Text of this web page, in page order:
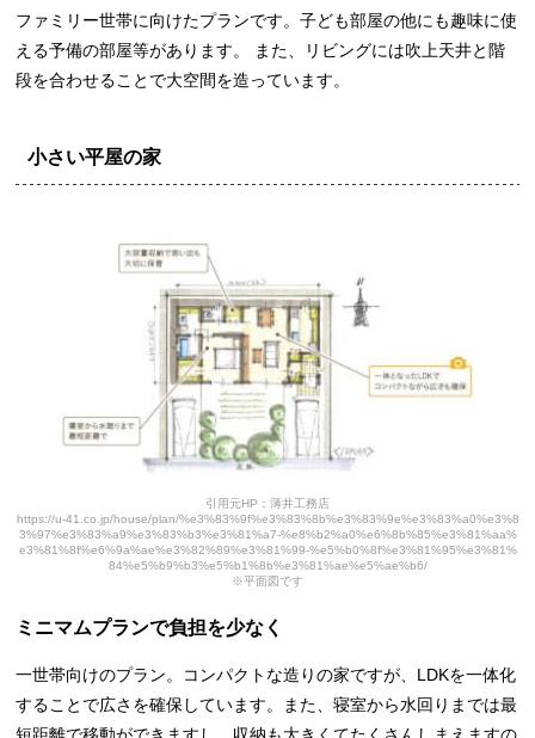
ファミリー世帯に向けたプランです。子ども部屋の他にも趣味に使
える予備の部屋等があります。 また、リビングには吹上天井と階
段を合わせることで大空間を造っています。
小さい平屋の家
引用元HP：薄井工務店
https://u-41.co.jp/house/plan/%e3%83%9f%e3%83%8b%e3%83%9e%e3%83%a0%e3%8
3%97%e3%83%a9%e3%83%b3%e3%81%a7-%e8%b2%a0%e6%8b%85%e3%81%aa%
e3%81%8f%e6%9a%ae%e3%82%89%e3%81%99-%e5%b0%8f%e3%81%95%e3%81%
84%e5%b9%b3%e5%b1%8b%e3%81%ae%e5%ae%b6/
※平面図です
ミニマムプランで負担を少なく
一世帯向けのプラン。コンパクトな造りの家ですが、LDKを一体化
することで広さを確保しています。また、寝室から水回りまでは最